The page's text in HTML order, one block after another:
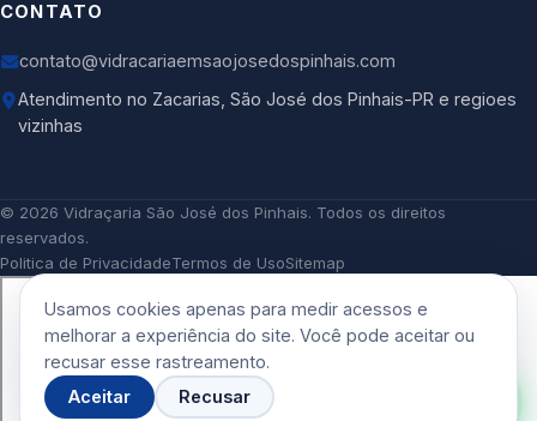
CONTATO
contato@vidracariaemsaojosedospinhais.com
Atendimento no Zacarias, São José dos Pinhais-PR e regioes
vizinhas
© 2026 Vidraçaria São José dos Pinhais. Todos os direitos
reservados.
Politica de PrivacidadeTermos de UsoSitemap
Usamos cookies apenas para medir acessos e
melhorar a experiência do site. Você pode aceitar ou
recusar esse rastreamento.
Aceitar
Recusar